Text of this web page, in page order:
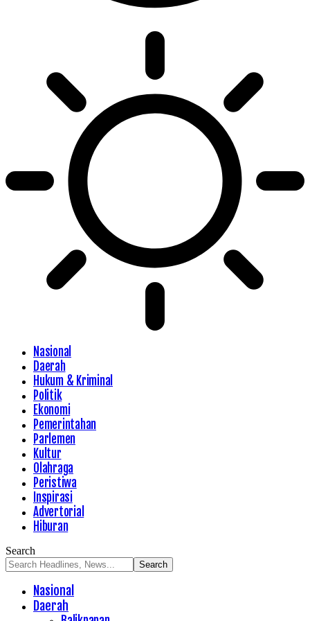
Nasional
Daerah
Hukum & Kriminal
Politik
Ekonomi
Pemerintahan
Parlemen
Kultur
Olahraga
Peristiwa
Inspirasi
Advertorial
Hiburan
Search
Nasional
Daerah